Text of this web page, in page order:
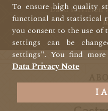
Dazu servieren
Ihre
To ensure high quality
functional and statistical
you consent to the use of
settings can be
settings". You find
Data Privacy Note
I